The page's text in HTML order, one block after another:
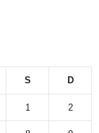
S D
1 2